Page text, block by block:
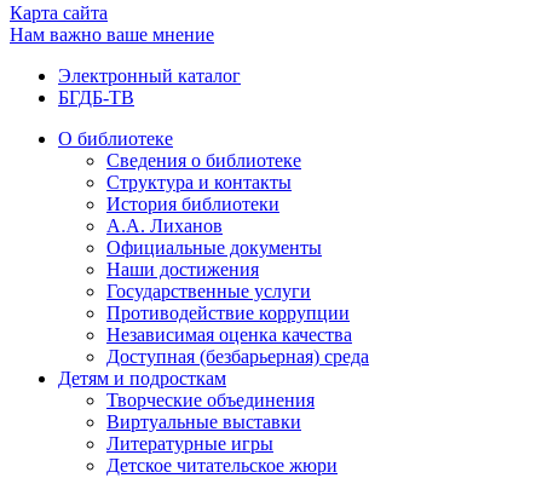
Карта сайта
Нам важно ваше мнение
Электронный каталог
БГДБ-ТВ
О библиотеке
Сведения о библиотеке
Структура и контакты
История библиотеки
А.А. Лиханов
Официальные документы
Наши достижения
Государственные услуги
Противодействие коррупции
Независимая оценка качества
Доступная (безбарьерная) среда
Детям и подросткам
Творческие объединения
Виртуальные выставки
Литературные игры
Детское читательское жюри